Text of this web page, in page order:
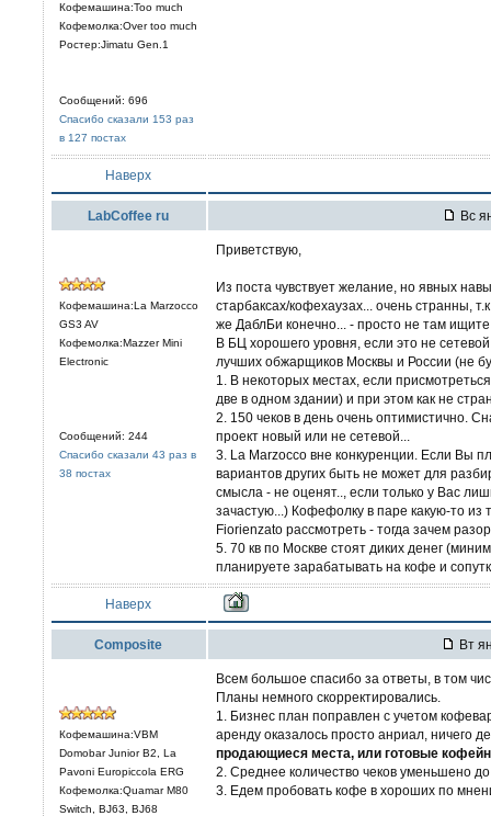
Кофемашина:Too much
Кофемолка:Over too much
Ростер:Jimatu Gen.1
Сообщений: 696
Спасибо сказали 153 раз
в 127 постах
Наверх
LabCoffee ru Вс
Кофемашина:La Marzocco
GS3 AV
Кофемолка:Mazzer Mini
Electronic
Сообщений: 244
Спасибо сказали 43 раз в
38 постах
Приветствую,
Из поста чувствует желание, но явных
старбаксах/кофехаузах... очень странны,
же ДаблБи конечно... - просто не там
В БЦ хорошего уровня, если это не
лучших обжарщиков Москвы и России (не
1. В некоторых местах, если
две в одном здании) и при этом как не
2. 150 чеков в день очень оптимистично.
проект новый или не сетевой...
3. La Marzocco вне конкуренции. Если Вы
вариантов других быть не может для
смысла - не оценят.., если только у Вас
зачастую...) Кофефолку в паре какую-то
Fiorienzato рассмотреть - тогда зачем
5. 70 кв по Москве стоят диких денег
планируете зарабатывать на кофе и
Наверх
Composite Вт
Кофемашина:VBM
Domobar Junior B2, La
Pavoni Europiccola ERG
Кофемолка:Quamar M80
Switch, BJ63, BJ68
Всем большое спасибо за ответы, в том
Планы немного скорректировались.
1. Бизнес план поправлен с учетом
аренду оказалось просто анриал, ничего
продающиеся места, или готовые
2. Среднее количество чеков уменьшено
3. Едем пробовать кофе в хороших по